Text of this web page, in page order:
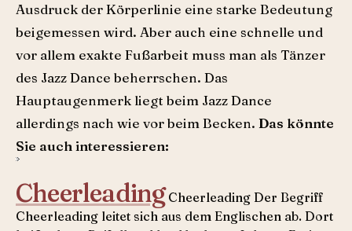
Ausdruck der Körperlinie eine starke Bedeutung
beigemessen wird. Aber auch eine schnelle und
vor allem exakte Fußarbeit muss man als Tänzer
des Jazz Dance beherrschen. Das
Hauptaugenmerk liegt beim Jazz Dance
allerdings nach wie vor beim Becken. Das könnte
Sie auch interessieren:
Cheerleading Cheerleading Der Begriff
Cheerleading leitet sich aus dem Englischen ab. Dort